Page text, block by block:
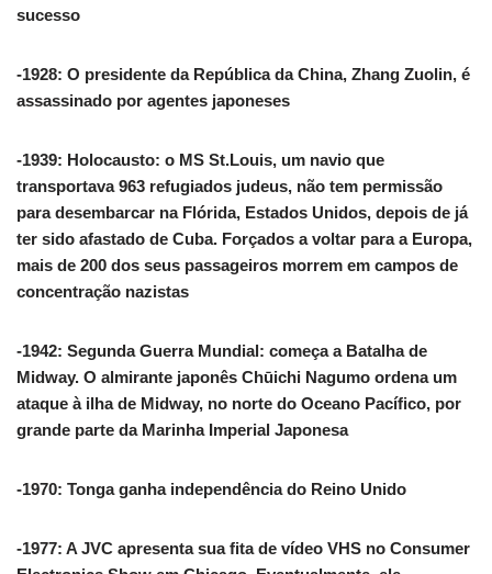
sucesso
-1928: O presidente da República da China, Zhang Zuolin, é
assassinado por agentes japoneses
-1939: Holocausto: o MS St.Louis, um navio que
transportava 963 refugiados judeus, não tem permissão
para desembarcar na Flórida, Estados Unidos, depois de já
ter sido afastado de Cuba. Forçados a voltar para a Europa,
mais de 200 dos seus passageiros morrem em campos de
concentração nazistas
-1942: Segunda Guerra Mundial: começa a Batalha de
Midway. O almirante japonês Chūichi Nagumo ordena um
ataque à ilha de Midway, no norte do Oceano Pacífico, por
grande parte da Marinha Imperial Japonesa
-1970: Tonga ganha independência do Reino Unido
-1977: A JVC apresenta sua fita de vídeo VHS no Consumer